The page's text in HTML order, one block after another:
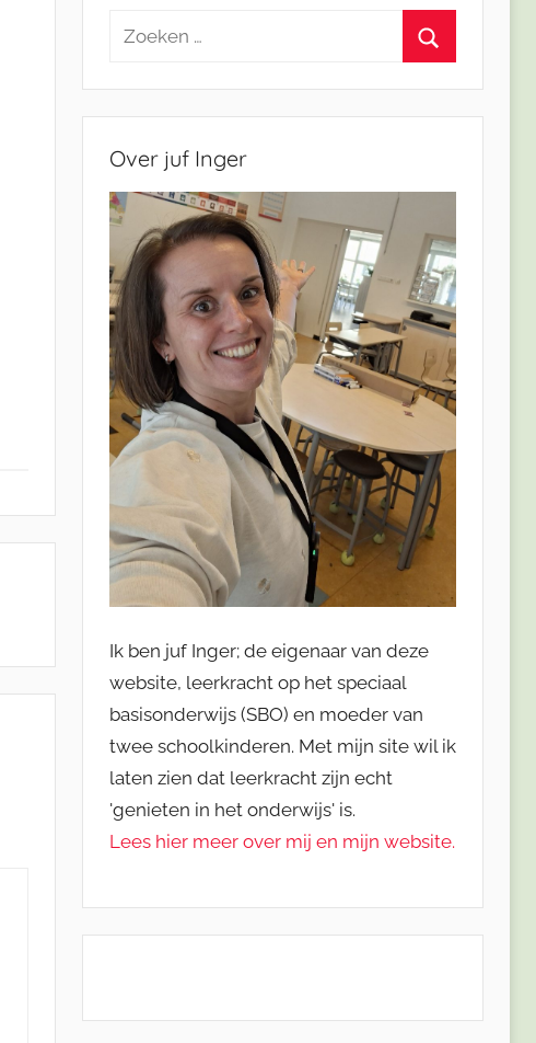
Zoeken
Over juf Inger
Ik ben juf Inger; de eigenaar van deze
website, leerkracht op het speciaal
basisonderwijs (SBO) en moeder van
twee schoolkinderen. Met mijn site wil ik
laten zien dat leerkracht zijn echt
'genieten in het onderwijs' is.
Lees hier meer over mij en mijn website.